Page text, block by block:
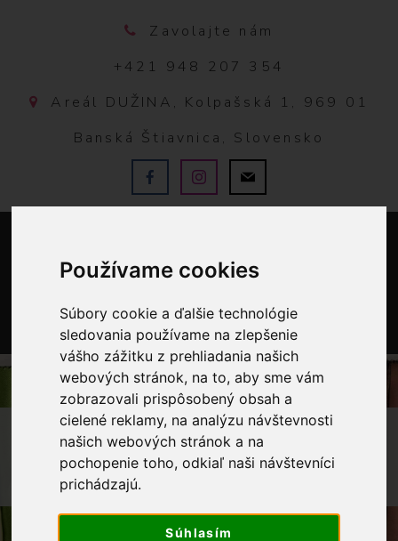
Používame cookies
Súbory cookie a ďalšie technológie
sledovania používame na zlepšenie
vášho zážitku z prehliadania našich
webových stránok, na to, aby sme vám
zobrazovali prispôsobený obsah a
cielené reklamy, na analýzu návštevnosti
našich webových stránok a na
pochopenie toho, odkiaľ naši návštevníci
prichádzajú.
Súhlasím
Zavolajte nám
+421 948 207 354
Areál DUŽINA, Kolpašská 1, 969 01
Banská Štiavnica, Slovensko
0
OBCHOD
LÁTKY METRÁŽ
DEKORAČNÁ LÁTKA VIANOČNÝ
ŠKRIATKOVIA V KRUHU NA ČERVENOM